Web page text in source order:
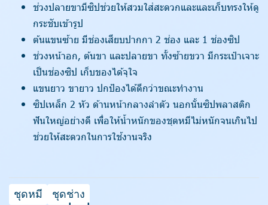
ช่วงปลายขามีซิปช่วยให้สวมใส่สะดวกและและเก็บทรงให้ดู
กระชับเข้ารูป
ต้นแขนซ้าย มีช่องเสียบปากกา 2 ช่อง และ 1 ช่องซิป
ช่วงหน้าอก, ต้นขา และปลายขา ทั้งซ้ายขวา มีกระเป๋าเจาะ
เป็นช่องซิป เก็บของได้จุใจ
แขนยาว ขายาว ปกป้องได้ดีกว่าขณะทำงาน
ซิปเหล็ก 2 หัว ด้านหน้ากลางลำตัว นอกนั้นซิปพลาสติก
ฟันใหญ่อย่างดี เพื่อให้น้ำหนักของชุดหมีไม่หนักจนเกินไป
ช่วยให้สะดวกในการใช้งานจริง
ชุดหมี ชุดช่าง